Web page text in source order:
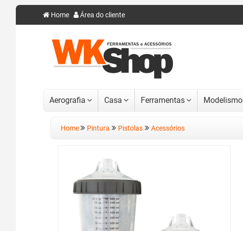
Home Área do cliente
Aerografia Casa Ferramentas Modelismo
Home Pintura Pistolas Acessórios